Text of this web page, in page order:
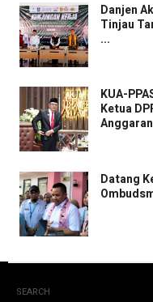
Danjen
Tinjau
...
KUA-
Ketua
Datang
SEARCH